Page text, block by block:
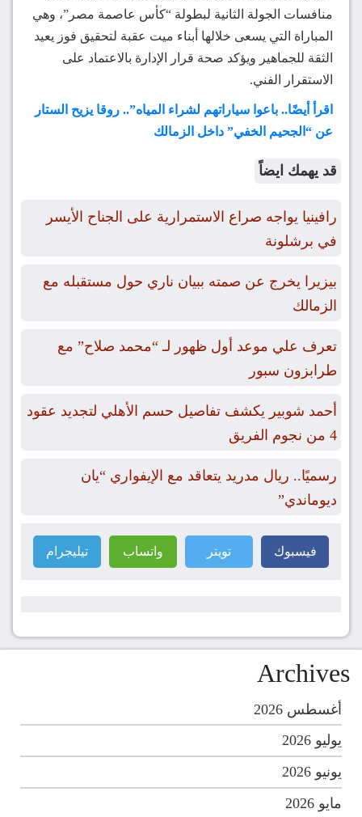
منافسات الجولة الثانية لبطولة “كأس عاصمة مصر”، وهي
المباراة التي يسعى خلالها أبناء ميت عقبة لتحقيق فوز يعيد
الثقة للجماهير ويؤكد صحة قرار الإدارة بالاعتماد على
الاستقرار الفني.
اقرأ أيضًا.. باعوا سياراتهم لشراء المياه”.. روقا يزيح الستار
عن “الجحيم الخفي” داخل الزمالك
قد يهمك ايضاً
رافينيا يواجه صراع الاستمرارية على الجناح الأيسر
في برشلونة
بيزيرا يخرج عن صمته ببيان ناري حول مستقبله مع
الزمالك
تعرف علي موعد أول ظهور لـ “محمد صلاح” مع
طرابزون سبور
أحمد شوبير يكشف تفاصيل حسم الأهلي لتجديد عقود
4 من نجوم الفريق
رسميًا.. ريال مدريد يتعاقد مع الإيفواري “يان
ديوماندي”
فيسبوك تويتر واتساب تيليجرام
Archives
أغسطس 2026
يوليو 2026
يونيو 2026
مايو 2026